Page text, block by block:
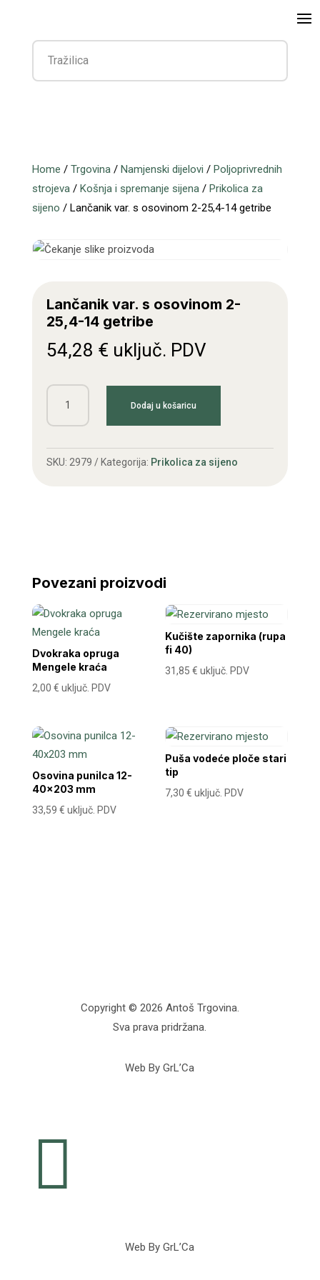
Home / Trgovina/ Namjenski dijelovi / Poljoprivrednih
strojeva/ Košnja i spremanje sijena/ Prikolica za
sijeno / Lančanik var. s osovinom 2-25,4-14 getribe
Lančanik var. s osovinom 2-
25,4-14 getribe
54,28 € uključ. PDV
Lančanik
osovinom
2-
Dodaj u košaricu
SKU: 2979 Kategorija: Prikolica za sijeno
Povezani proizvodi
Dvokraka opruga
Mengele kraća
2,00 € uključ. PDV
Kučište zapornika (rupa
fi 40)
31,85€ uključ. PDV
Osovina punilca 12-
40×203 mm
33,59 € uključ. PDV
Puša vodeće ploče stari
tip
7,30€ uključ. PDV
Copyright © 2026 Antoš Trgovina.
Sva prava pridržana.
Web By GrL’Ca

Web By GrL’Ca